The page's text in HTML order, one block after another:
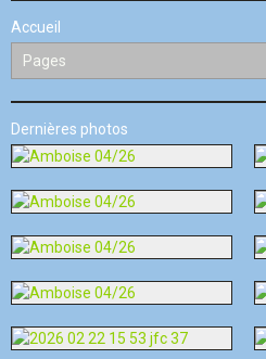
Accueil
Dernières photos